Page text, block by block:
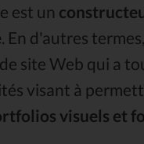
est un
. En d'autres
site Web qui a
visant à
visuels et